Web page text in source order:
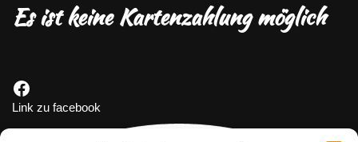
Es ist keine Kartenzahlung möglich
Link zu facebook